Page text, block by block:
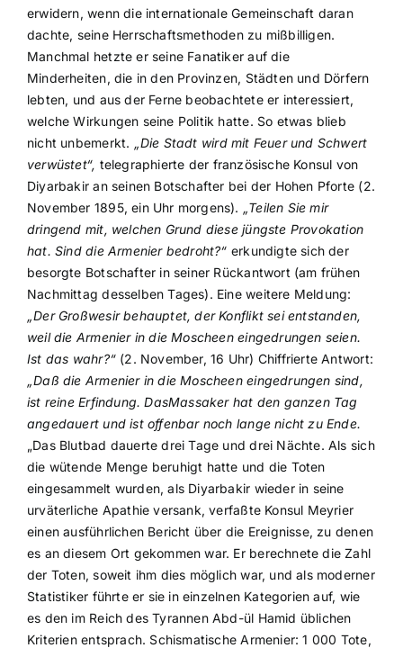
erwidern, wenn die internationale Gemeinschaft daran
dachte, seine Herrschaftsmethoden zu mißbilligen.
Manchmal hetzte er seine Fanatiker auf die
Minderheiten, die in den Provinzen, Städten und Dörfern
lebten, und aus der Ferne beobachtete er interessiert,
welche Wirkungen seine Politik hatte. So etwas blieb
nicht unbemerkt. „Die Stadt wird mit Feuer und Schwert
verwüstet“, telegraphierte der französische Konsul von
Diyarbakir an seinen Botschafter bei der Hohen Pforte (2.
November 1895, ein Uhr morgens). „Teilen Sie mir
dringend mit, welchen Grund diese jüngste Provokation
hat. Sind die Armenier bedroht?“ erkundigte sich der
besorgte Botschafter in seiner Rückantwort (am frühen
Nachmittag desselben Tages). Eine weitere Meldung:
„Der Großwesir behauptet, der Konflikt sei entstanden,
weil die Armenier in die Moscheen eingedrungen seien.
Ist das wahr?“(2. November, 16 Uhr) Chiffrierte Antwort:
„Daß die Armenier in die Moscheen eingedrungen sind,
ist reine Erfindung. DasMassaker hat den ganzen Tag
angedauert und ist offenbar noch lange nicht zu Ende.
„Das Blutbad dauerte drei Tage und drei Nächte. Als sich
die wütende Menge beruhigt hatte und die Toten
eingesammelt wurden, als Diyarbakir wieder in seine
urväterliche Apathie versank, verfaßte Konsul Meyrier
einen ausführlichen Bericht über die Ereignisse, zu denen
es an diesem Ort gekommen war. Er berechnete die Zahl
der Toten, soweit ihm dies möglich war, und als moderner
Statistiker führte er sie in einzelnen Kategorien auf, wie
es den im Reich des Tyrannen Abd-ül Hamid üblichen
Kriterien entsprach. Schismatische Armenier: 1 000 Tote,